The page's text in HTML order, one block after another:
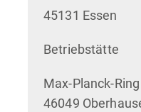
45131 Essen
Betriebstätte
Max-Planck-Ring
46049